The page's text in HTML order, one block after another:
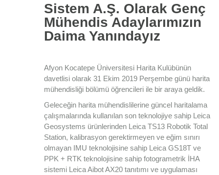
Sistem A.Ş. Olarak Genç
Mühendis Adaylarımızın
Daima Yanındayız
Afyon Kocatepe Üniversitesi Harita Kulübünün
davetlisi olarak 31 Ekim 2019 Perşembe günü harita
mühendisliği bölümü öğrencileri ile bir araya geldik.
Geleceğin harita mühendislilerine güncel haritalama
çalışmalarında kullanılan son teknolojiye sahip Leica
Geosystems ürünlerinden Leica TS13 Robotik Total
Station, kalibrasyon gerektirmeyen ve eğim sınırı
olmayan IMU teknolojisine sahip Leica GS18T ve
PPK + RTK teknolojisine sahip fotogrametrik İHA
sistemi Leica Aibot AX20 tanıtımı ve uygulaması